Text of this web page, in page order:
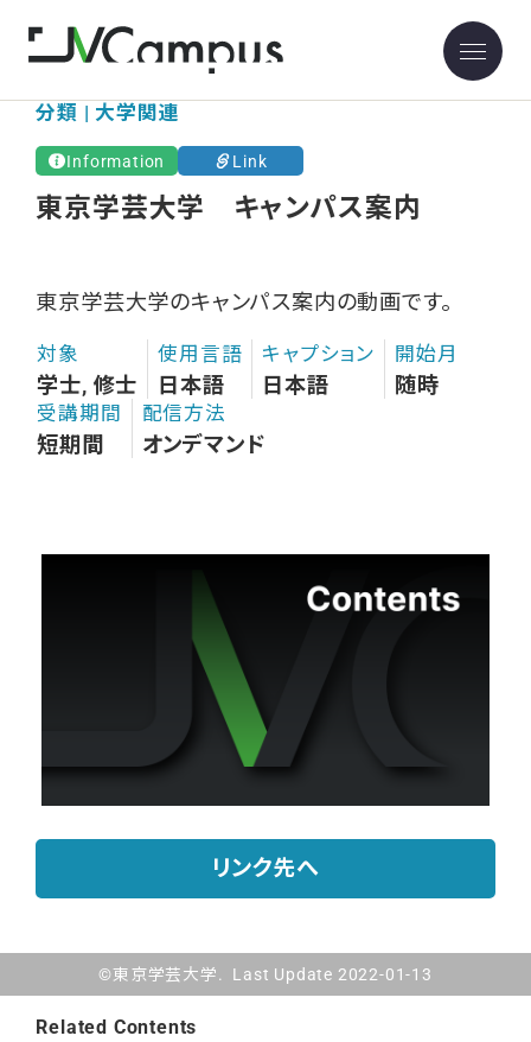
東京学芸大学
分類 | 大学関連
Information Link
東京学芸大学 キャンパス案内
東京学芸大学のキャンパス案内の動画です。
対象
学士, 修士
使用言語
日本語
キャプション
日本語
開始月
随時
受講期間
短期間
配信方法
オンデマンド
リンク先へ
©東京学芸大学. Last Update 2022-01-13
Related Contents